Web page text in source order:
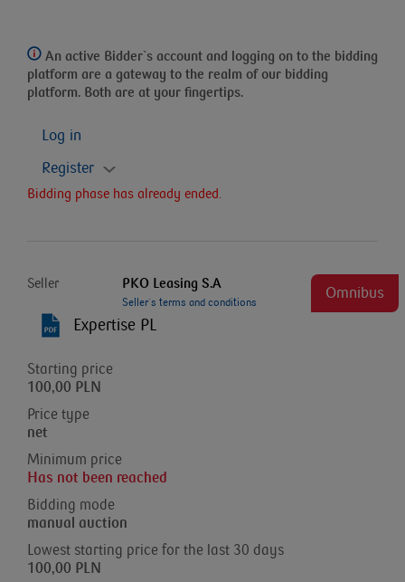
An active Bidder`s account and logging on to the bidding
platform are a gateway to the realm of our bidding
platform. Both are at your fingertips.
Log in
Register
Bidding phase has already ended.
Seller PKO Leasing S.A
Seller`s terms and conditions
Omnibus
Expertise PL
Starting price
100,00 PLN
Price type
net
Minimum price
Has not been reached
Bidding mode
manual auction
Lowest starting price for the last 30 days
100,00 PLN